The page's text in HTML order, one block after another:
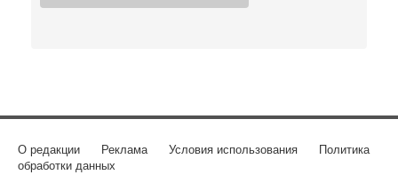
О редакции Реклама Условия использования
Политика
обработки данных